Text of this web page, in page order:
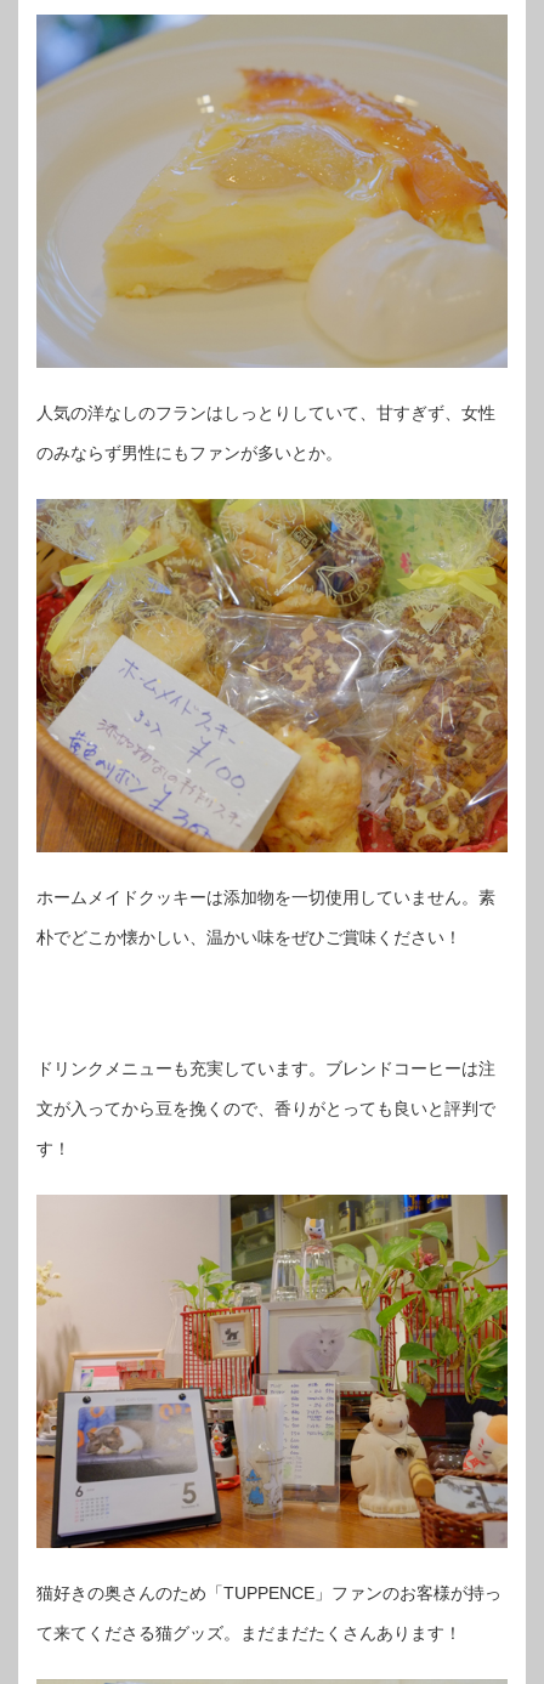
人気の洋なしのフランはしっとりしていて、甘すぎず、女性
のみならず男性にもファンが多いとか。
ホームメイドクッキーは添加物を一切使用していません。素
朴でどこか懐かしい、温かい味をぜひご賞味ください！
ドリンクメニューも充実しています。ブレンドコーヒーは注
文が入ってから豆を挽くので、香りがとっても良いと評判で
す！
猫好きの奥さんのため「TUPPENCE」ファンのお客様が持っ
て来てくださる猫グッズ。まだまだたくさんあります！